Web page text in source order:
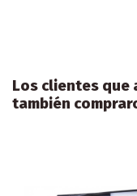
Los clientes
también